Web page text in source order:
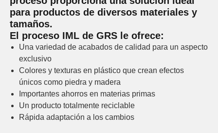
para productos de diversos materiales y
tamaños.
El proceso IML de GRS le ofrece:
Una variedad de acabados de calidad para un aspecto
exclusivo
Colores y texturas en plástico que crean efectos
únicos como piedra y madera
Importantes ahorros en materias primas
Un producto totalmente reciclable
Rápida adaptación a los cambios